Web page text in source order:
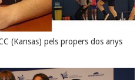
(Kansas) pels propers dos anys